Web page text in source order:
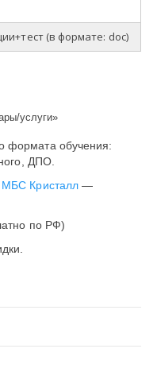
(в формате: doc)
услуги»
формата обучения:
ДПО.
Кристалл—
по РФ)